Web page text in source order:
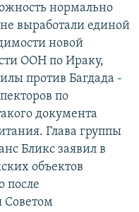
нормально
выработали единой
новой
ООН по Ираку,
против Багдада -
по
документа
Глава группы
Бликс заявил в
объектов
после
Советом